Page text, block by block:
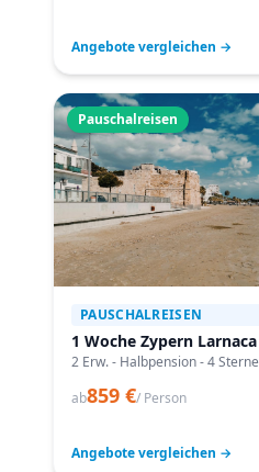
Angebote vergleichen →
Pauschalreisen
PAUSCHALREISEN
1 Woche Zypern Larnaca
2 Erw. - Halbpension - 4 Sterne
ab859 €/ Person
Angebote vergleichen →